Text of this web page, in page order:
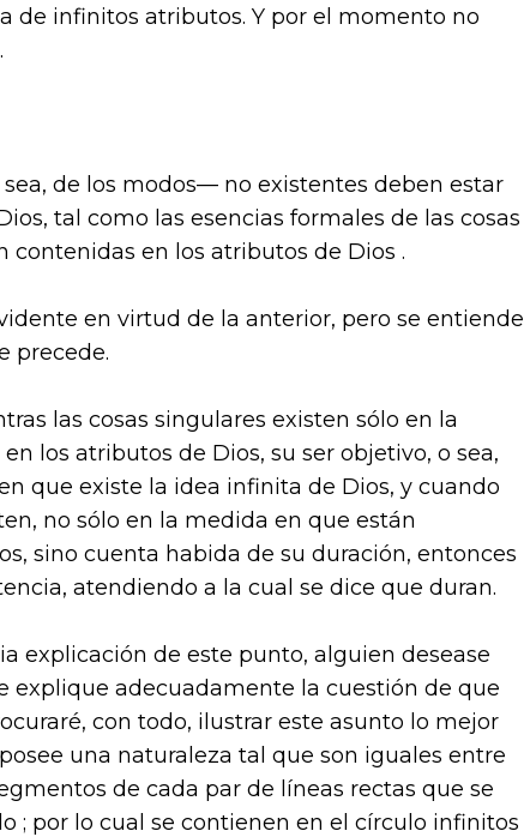
de infinitos atributos. Y por el momento no
de los modos— no existentes deben estar
tal como las esencias formales de las cosas
contenidas en los atributos de Dios .
en virtud de la anterior, pero se entiende
precede.
las cosas singulares existen sólo en la
los atributos de Dios, su ser objetivo, o sea,
que existe la idea infinita de Dios, y cuando
no sólo en la medida en que están
sino cuenta habida de su duración, entonces
atendiendo a la cual se dice que duran.
explicación de este punto, alguien desease
explique adecuadamente la cuestión de que
con todo, ilustrar este asunto lo mejor
una naturaleza tal que son iguales entre
de cada par de líneas rectas que se
; por lo cual se contienen en el círculo infinitos